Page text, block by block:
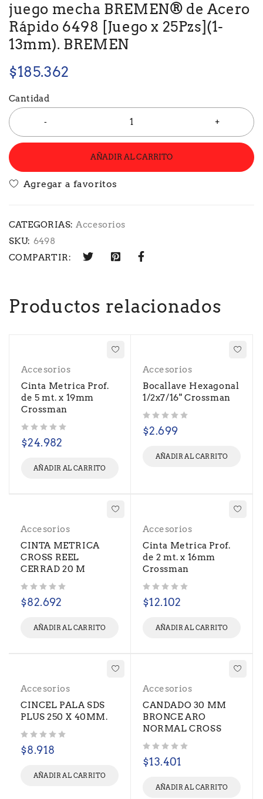
juego mecha BREMEN® de Acero
Rápido 6498 [Juego x 25Pzs](1-
13mm). BREMEN
$185.362
Cantidad
AÑADIR AL CARRITO
CATEGORIAS: Accesorios
SKU: 6498
COMPARTIR:
Productos relacionados
Accesorios
Cinta Metrica Prof.
de 5 mt. x 19mm
Crossman
$24.982
AÑADIR AL CARRITO
Accesorios
Bocallave Hexagonal
1/2x7/16" Crossman
$2.699
AÑADIR AL CARRITO
Accesorios
CINTA METRICA
CROSS REEL
CERRAD 20 M
$82.692
AÑADIR AL CARRITO
Accesorios
Cinta Metrica Prof.
de 2 mt. x 16mm
Crossman
$12.102
AÑADIR AL CARRITO
Accesorios
CINCEL PALA SDS
PLUS 250 X 40MM.
$8.918
AÑADIR AL CARRITO
Accesorios
CANDADO 30 MM
BRONCE ARO
NORMAL CROSS
$13.401
AÑADIR AL CARRITO